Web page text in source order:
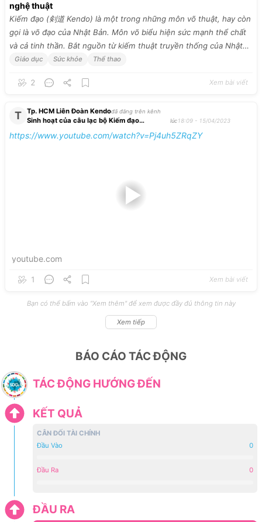
nghệ thuật
Kiếm đạo (剣道 Kendo) là một trong những môn võ thuật, hay còn
gọi là võ đạo của Nhật Bản. Môn võ biểu hiện sức mạnh thể chất
và cả tinh thần. Bắt nguồn từ kiếm thuật truyền thống của Nhật
Bản, kiếm đạo hiện nay phổ biến rộng rãi trên khắp thế giới, với
lịch sử, kỹ năng và các yếu tố của kiếm đạo sẽ giúp bạn có một
đáo được kết hợp với đấu tranh tư tưởng.
Giáo dục Sức khỏe Thể thao
2 Xem bài viết
T Tp. HCM Liên Đoàn Kendođã đăng trên kênh
Sinh hoạt của câu lạc bộ Kiếm đạo
lúc18:09 - 15/04/2023
https://www.youtube.com/watch?v=Pj4uh5ZRqZY
youtube.com
1 Xem bài viết
Bạn có thể bấm vào "Xem thêm" để xem được đầy đủ thông tin này
Xem tiếp
BÁO CÁO TÁC ĐỘNG
TÁC ĐỘNG HƯỚNG ĐẾN
KẾT QUẢ
CÂN ĐỐI TÀI CHÍNH
Đầu Vào
0
Đầu Ra 0
ĐẦU RA